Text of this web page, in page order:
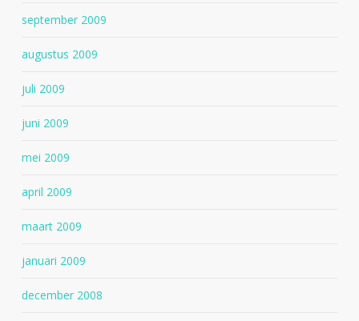
september 2009
augustus 2009
juli 2009
juni 2009
mei 2009
april 2009
maart 2009
januari 2009
december 2008